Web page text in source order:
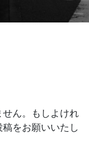
ん。もしよけれ
をお願いいたし